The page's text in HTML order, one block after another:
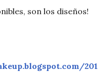
son los diseños!
201